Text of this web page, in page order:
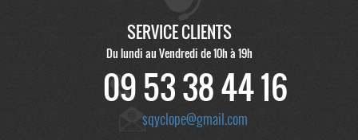
SERVICE CLIENTS
Du lundi au Vendredi de 10h à 19h
09 53 38 44 16
sqyclope@gmail.com